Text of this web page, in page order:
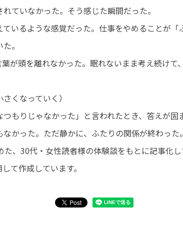
ていなかった。そう感じた瞬間だった。
ているような感覚だった。仕事をやめることが
。
が頭を離れなかった。眠れないまま考え続けて
くなっていく）
もりじゃなかった」と言われたとき、答えが固
かった。ただ静かに、ふたりの関係が終わった
、30代・女性読者様の体験談をもとに記事化
て作成しています。